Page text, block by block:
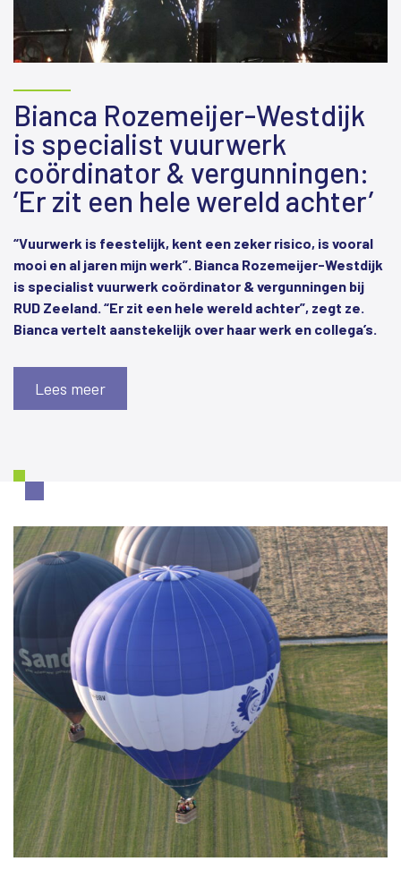
Bianca Rozemeijer-Westdijk
is specialist vuurwerk
coördinator & vergunningen:
‘Er zit een hele wereld achter’
“Vuurwerk is feestelijk, kent een zeker risico, is vooral
mooi en al jaren mijn werk”. Bianca Rozemeijer-Westdijk
is specialist vuurwerk coördinator & vergunningen bij
RUD Zeeland. “Er zit een hele wereld achter”, zegt ze.
Bianca vertelt aanstekelijk over haar werk en collega’s.
Lees meer